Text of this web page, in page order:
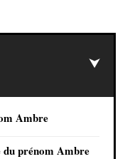
Ambre
du prénom Ambre